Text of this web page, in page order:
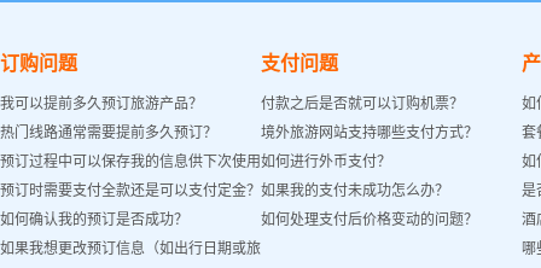
订购问题
我可以提前多久预订旅游产品？
热门线路通常需要提前多久预订？
预订过程中可以保存我的信息供下次使用
吗？
预订时需要支付全款还是可以支付定金？
如何确认我的预订是否成功？
如果我想更改预订信息（如出行日期或旅
支付问题
付款之后是否就可以订购机票？
境外旅游网站支持哪些支付方式？
如何进行外币支付？
如果我的支付未成功怎么办？
如何处理支付后价格变动的问题？
如
套
如
是
酒
哪